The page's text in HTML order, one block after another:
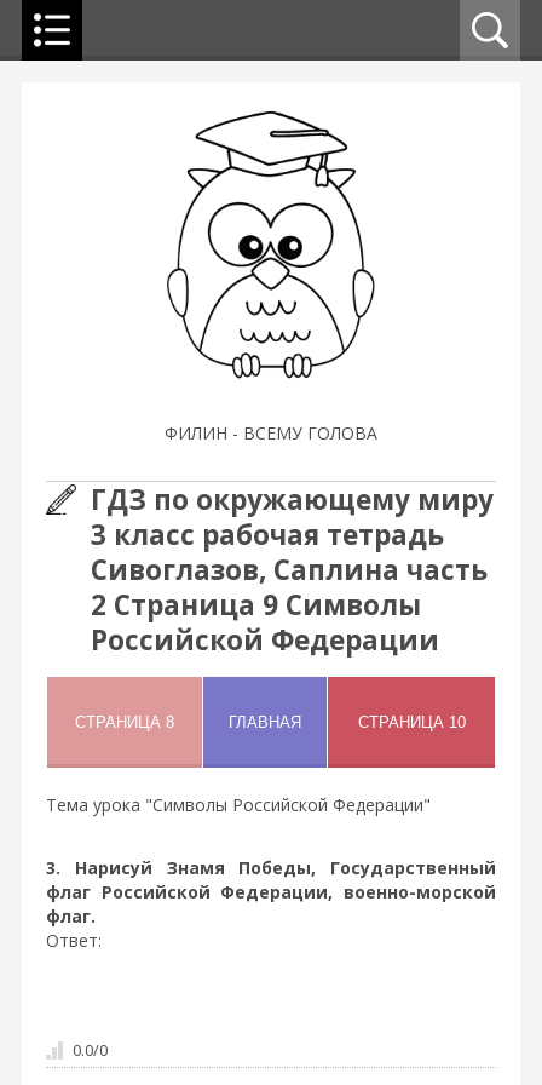
ФИЛИН - ВСЕМУ ГОЛОВА
ГДЗ по окружающему миру
3 класс рабочая тетрадь
Сивоглазов, Саплина часть
2 Страница 9 Символы
Российской Федерации
Тема урока "Символы Российской Федерации"
3. Нарисуй Знамя Победы, Государственный
флаг Российской Федерации, военно-морской
флаг.
Ответ:
0.0/0